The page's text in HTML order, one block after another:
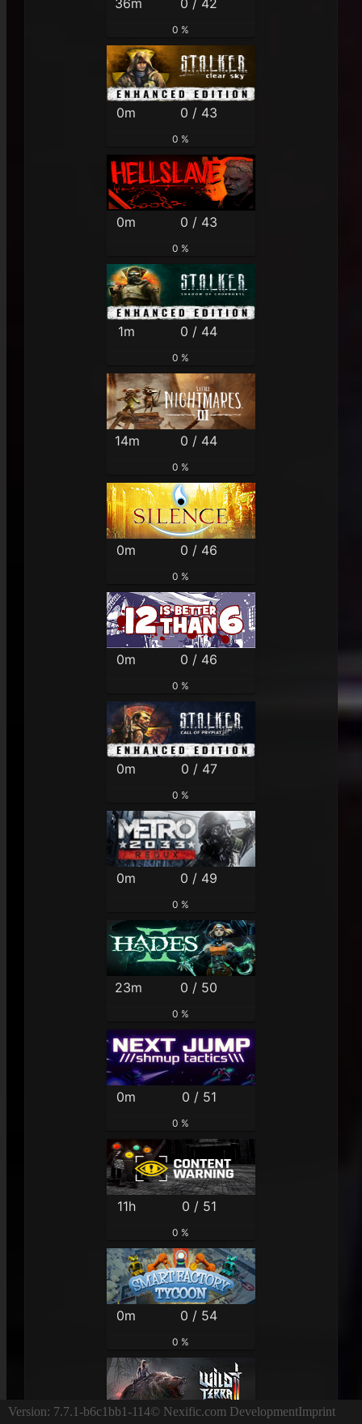
36m 0 / 42
0 %
0m 0 / 43
0 %
0m 0 / 43
0 %
1m 0 / 44
0 %
14m 0 / 44
0 %
0m 0 / 46
0 %
0m 0 / 46
0 %
0m 0 / 47
0 %
0m 0 / 49
0 %
23m 0 / 50
0 %
0m 0 / 51
0 %
11h 0 / 51
0 %
0m 0 / 54
0 %
Version: 7.7.1-b6c1bb1-114© Nexific.com DevelopmentImprint